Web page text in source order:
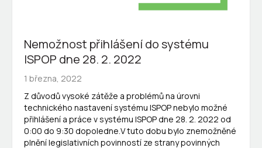
Nemožnost přihlášení do systému
ISPOP dne 28. 2. 2022
1 března, 2022
Z důvodů vysoké zátěže a problémů na úrovni
technického nastavení systému ISPOP nebylo možné
přihlášení a práce v systému ISPOP dne 28. 2. 2022 od
0:00 do 9:30 dopoledne.V tuto dobu bylo znemožněné
plnění legislativních povinností ze strany povinných